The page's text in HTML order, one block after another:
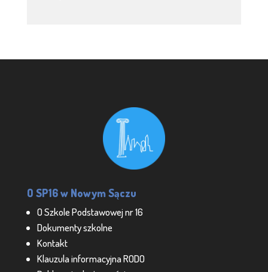
O SP16 w Nowym Sączu
O Szkole Podstawowej nr 16
Dokumenty szkolne
Kontakt
Klauzula informacyjna RODO